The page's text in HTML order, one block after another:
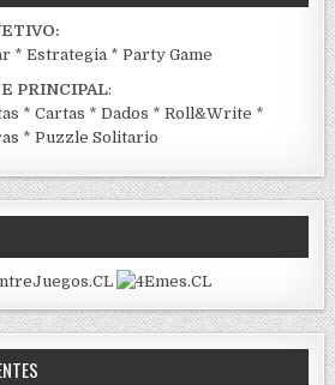
*Estrategia *Party Game
PRINCIPAL:
*Cartas *Dados *Roll&Write *
*Puzzle Solitario